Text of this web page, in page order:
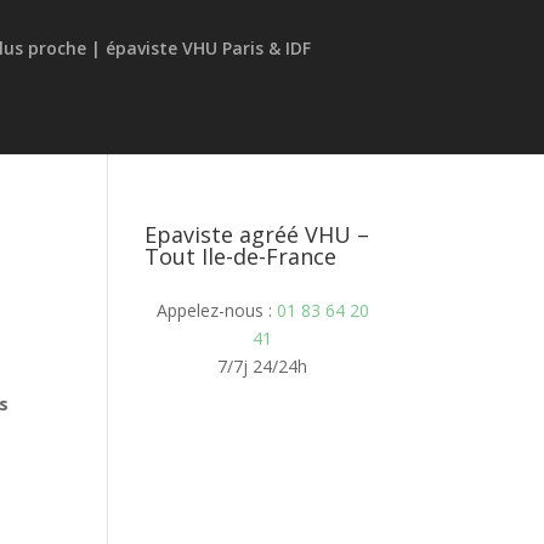
Epaviste agréé VHU –
Tout Ile-de-France
Appelez-nous : 01 83 64 20
41
7/7j 24/24h